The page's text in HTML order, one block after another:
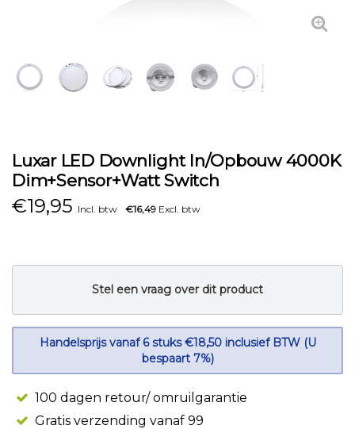
Luxar LED Downlight In/Opbouw 4000K
Dim+Sensor+Watt Switch
€19,95 Incl. btw €16,49 Excl. btw
Stel een vraag over dit product
Handelsprijs vanaf 6 stuks €18,50 inclusief BTW (U
bespaart 7%)
100 dagen retour/ omruilgarantie
Gratis verzending vanaf 99